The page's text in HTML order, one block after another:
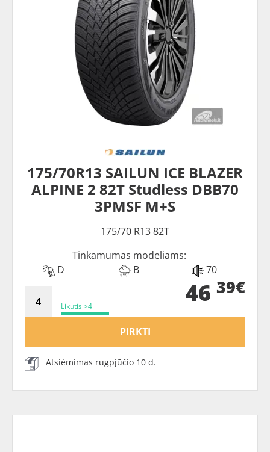
175/70R13 SAILUN ICE BLAZER
ALPINE 2 82T Studless DBB70
3PMSF M+S
175/70 R13 82T
Tinkamumas modeliams:
D
B 70
Likutis >4 46 39€
PIRKTI
Atsiėmimas rugpjūčio 10 d.